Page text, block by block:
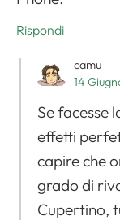
Rispondi
camu
14
Se facesse
effetti
capire che
grado di
Cupertino,